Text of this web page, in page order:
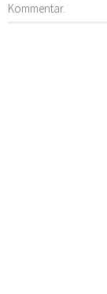
Kommentar.